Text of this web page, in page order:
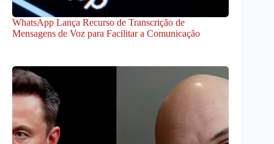
WhatsApp Lança Recurso de Transcrição de
Mensagens de Voz para Facilitar a Comunicação